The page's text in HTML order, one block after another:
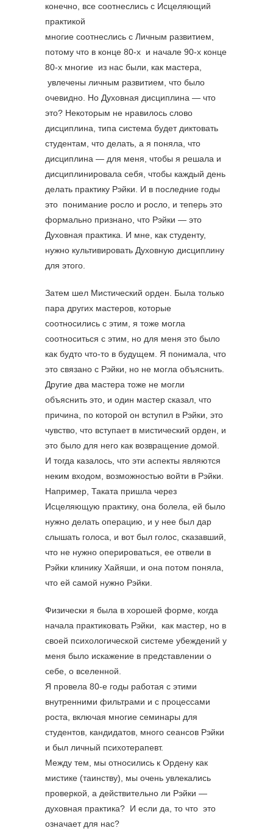
конечно, все соотнеслись с Исцеляющий
практикой
многие соотнеслись с Личным развитием,
потому что в конце 80-х и начале 90-х конце
80-х многие из нас были, как мастера,
увлечены личным развитием, что было
очевидно. Но Духовная дисциплина — что
это? Некоторым не нравилось слово
дисциплина, типа система будет диктовать
студентам, что делать, а я поняла, что
дисциплина — для меня, чтобы я решала и
дисциплинировала себя, чтобы каждый день
делать практику Рэйки. И в последние годы
это понимание росло и росло, и теперь это
формально признано, что Рэйки — это
Духовная практика. И мне, как студенту,
нужно культивировать Духовную дисциплину
для этого.
Затем шел Мистический орден. Была только
пара других мастеров, которые
соотносились с этим, я тоже могла
соотноситься с этим, но для меня это было
как будто что-то в будущем. Я понимала, что
это связано с Рэйки, но не могла объяснить.
Другие два мастера тоже не могли
объяснить это, и один мастер сказал, что
причина, по которой он вступил в Рэйки, это
чувство, что вступает в мистический орден, и
это было для него как возвращение домой.
И тогда казалось, что эти аспекты являются
неким входом, возможностью войти в Рэйки.
Например, Таката пришла через
Исцеляющую практику, она болела, ей было
нужно делать операцию, и у нее был дар
слышать голоса, и вот был голос, сказавший,
что не нужно оперироваться, ее отвели в
Рэйки клинику Хайяши, и она потом поняла,
что ей самой нужно Рэйки.
Физически я была в хорошей форме, когда
начала практиковать Рэйки, как мастер, но в
своей психологической системе убеждений у
меня было искажение в представлении о
себе, о вселенной.
Я провела 80-е годы работая с этими
внутренними фильтрами и с процессами
роста, включая многие семинары для
студентов, кандидатов, много сеансов Рэйки
и был личный психотерапевт.
Между тем, мы относились к Ордену как
мистике (таинству), мы очень увлекались
проверкой, а действительно ли Рэйки —
духовная практика? И если да, то что это
означает для нас?